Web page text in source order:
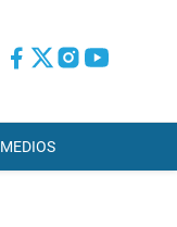
MEDIOS